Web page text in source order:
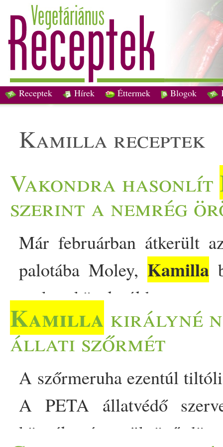
Receptek Hírek Éttermek Blogok
kamilla receptek
Vakondra hasonlít
szerint a nemrég
Már februárban átkerült
palotába Moley, Kamilla
csak a közelmúltban
család hivatalos
egy kertészeti kiállítás
állat is szerepelt.
fogadott kutyájátKamilla
hasonlít
Kamilla királyné
Kamilla királyné
állati szőrmét
A szőrmeruha ezentúl
A PETA állatvédő
közvéleményt tükröző